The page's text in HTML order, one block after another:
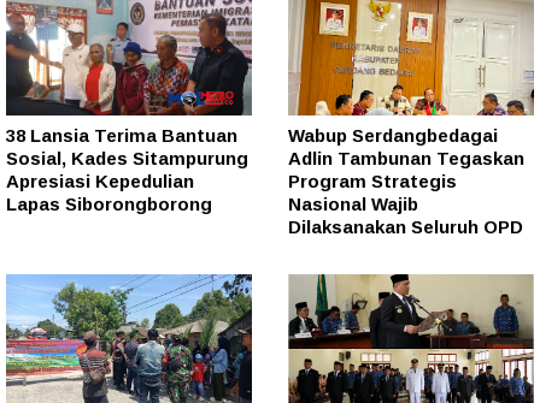
38 Lansia Terima Bantuan
Sosial, Kades Sitampurung
Apresiasi Kepedulian
Lapas Siborongborong
Wabup Serdangbedagai
Adlin Tambunan Tegaskan
Program Strategis
Nasional Wajib
Dilaksanakan Seluruh OPD